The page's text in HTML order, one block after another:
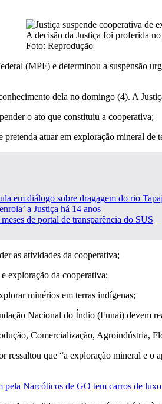
A decisão da Justiça foi proferida
Foto: Reprodução
(MPF) e determinou a suspensão
dela no domingo (4). A
o ato que constituiu a cooperativa;
atuar em exploração mineral de
em diálogo sobre dragagem do rio
a Justiça há 14 anos
de portal de transparência do SUS
as atividades da cooperativa;
exploração da cooperativa;
minérios em terras indígenas;
Nacional do Índio (Funai) devem
Comercialização, Agroindústria,
que “a exploração mineral e o
pela Narcóticos de GO tem carros de